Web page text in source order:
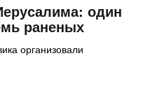
один
раненых
организовали